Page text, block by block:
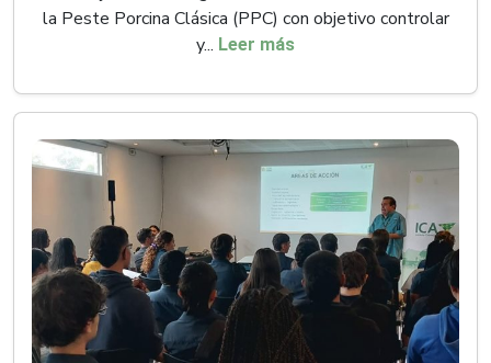
la Peste Porcina Clásica (PPC) con objetivo controlar
y... Leer más